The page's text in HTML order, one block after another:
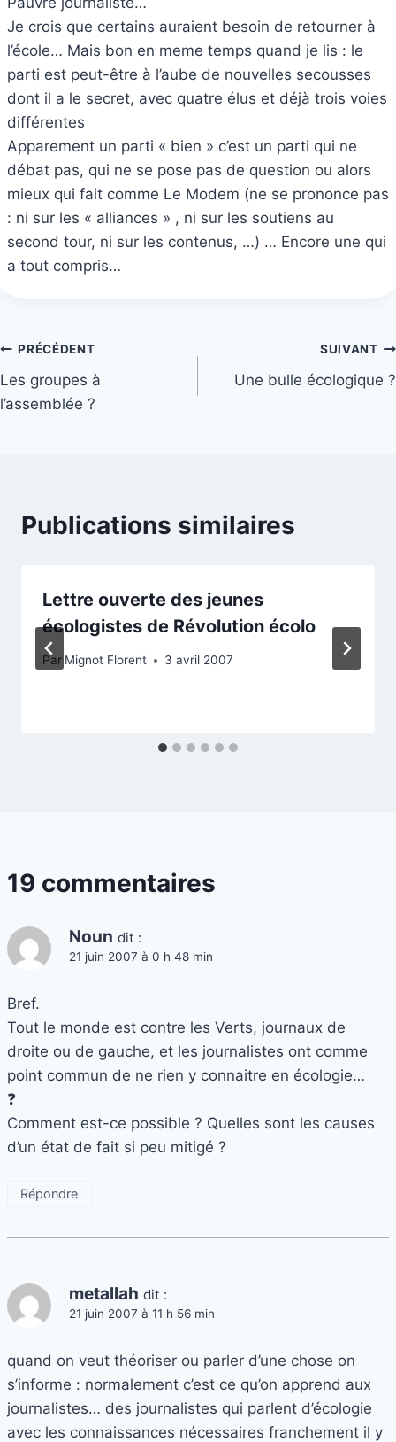
Je crois que certains auraient besoin de retourner à
l’école… Mais bon en meme temps quand je lis : le
parti est peut-être à l’aube de nouvelles secousses
dont il a le secret, avec quatre élus et déjà trois voies
différentes
Apparement un parti « bien » c’est un parti qui ne
débat pas, qui ne se pose pas de question ou alors
mieux qui fait comme Le Modem (ne se prononce pas
: ni sur les « alliances » , ni sur les soutiens au
second tour, ni sur les contenus, …) … Encore une qui
a tout compris…
Navigation
de
PRÉCÉDENT
Les groupes à
l’assemblée ?
SUIVANT
Une bulle écologique ?
Publications similaires
Lettre ouverte des jeunes
écologistes de Révolution écolo
Par Mignot Florent 3 avril 2007
19 commentaires
Noun dit :
21 juin 2007 à 0 h 48 min
Bref.
Tout le monde est contre les Verts, journaux de
droite ou de gauche, et les journalistes ont comme
point commun de ne rien y connaitre en écologie…
❓
Comment est-ce possible ? Quelles sont les causes
d’un état de fait si peu mitigé ?
Répondre
metallah dit :
21 juin 2007 à 11 h 56 min
quand on veut théoriser ou parler d’une chose on
s’informe : normalement c’est ce qu’on apprend aux
journalistes… des journalistes qui parlent d’écologie
avec les connaissances nécessaires franchement il y